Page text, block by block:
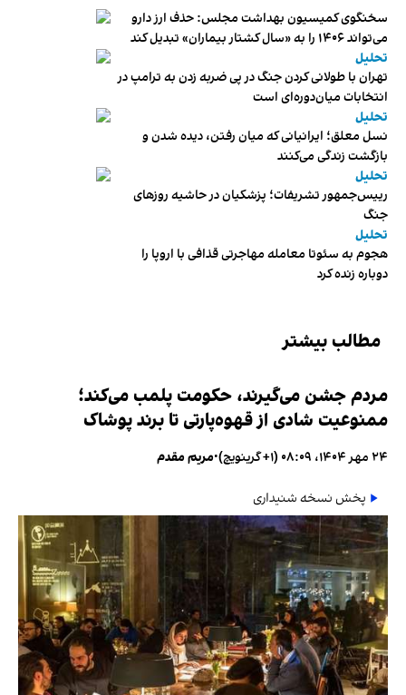
سخنگوی کمیسیون بهداشت مجلس: حذف ارز دارو
می‌تواند ۱۴۰۶ را به «سال کشتار بیماران» تبدیل کند
تحلیل
تهران با طولانی کردن جنگ در پی ضربه زدن به ترامپ در
انتخابات میان‌دوره‌ای است
تحلیل
نسل معلق؛ ایرانیانی که میان رفتن، دیده شدن و
بازگشت زندگی می‌کنند
تحلیل
رییس‌جمهور تشریفات؛ پزشکیان در حاشیه روزهای
جنگ
تحلیل
هجوم به سئوتا معامله مهاجرتی قذافی با اروپا را
دوباره زنده کرد
مطالب بیشتر
مردم جشن می‌گیرند، حکومت پلمب می‌کند؛
ممنوعیت شادی از قهوه‌پارتی تا برند پوشاک
۲۴ مهر ۱۴۰۴، ۰۸:۰۹ (‎+۱ گرینویچ) •مریم مقدم
پخش نسخه شنیداری